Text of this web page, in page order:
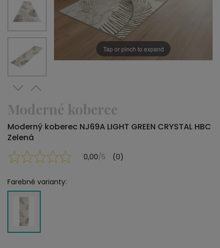
Tap or pinch to expand
Moderné koberce
Moderný koberec NJ69A LIGHT GREEN CRYSTAL HBC
Zelená
0,00/5 (0)
Farebné varianty: